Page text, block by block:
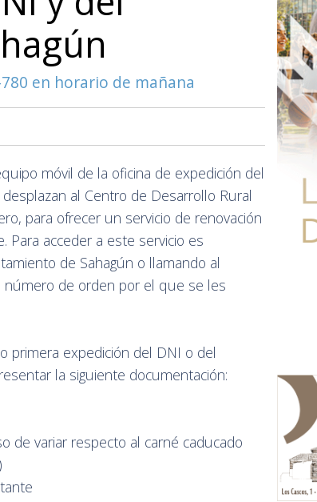
en horario de mañana
móvil de la oficina de expedición del
al Centro de Desarrollo Rural
para ofrecer un servicio de renovación
Para acceder a este servicio es
de Sahagún o llamando al
de orden por el que se les
primera expedición del DNI o del
la siguiente documentación:
de variar respecto al carné caducado